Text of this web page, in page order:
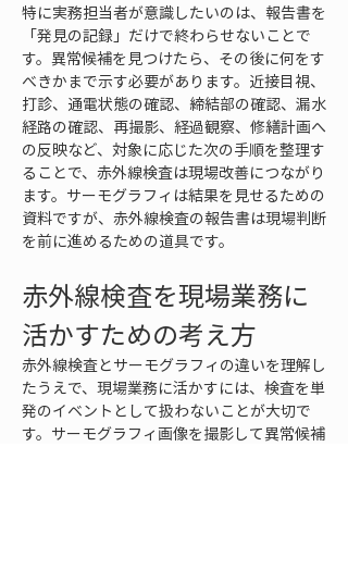
特に実務担当者が意識したいのは、報告書を
「発見の記録」だけで終わらせないことで
す。異常候補を見つけたら、その後に何をす
べきかまで示す必要があります。近接目視、
打診、通電状態の確認、締結部の確認、漏水
経路の確認、再撮影、経過観察、修繕計画へ
の反映など、対象に応じた次の手順を整理す
ることで、赤外線検査は現場改善につながり
ます。サーモグラフィは結果を見せるための
資料ですが、赤外線検査の報告書は現場判断
を前に進めるための道具です。
赤外線検査を現場業務に
活かすための考え方
赤外線検査とサーモグラフィの違いを理解し
たうえで、現場業務に活かすには、検査を単
発のイベントとして扱わないことが大切で
す。サーモグラフィ画像を撮影して異常候補